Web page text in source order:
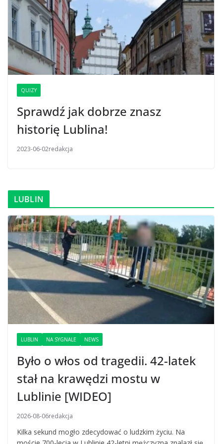
QUIZY
Sprawdź jak dobrze znasz
historię Lublina!
2023-06-02redakcja
LUBLIN
LUBLIN NA SYGNALE NEWS
Było o włos od tragedii. 42-latek
stał na krawędzi mostu w
Lublinie [WIDEO]
2026-08-06redakcja
Kilka sekund mogło zdecydować o ludzkim życiu. Na